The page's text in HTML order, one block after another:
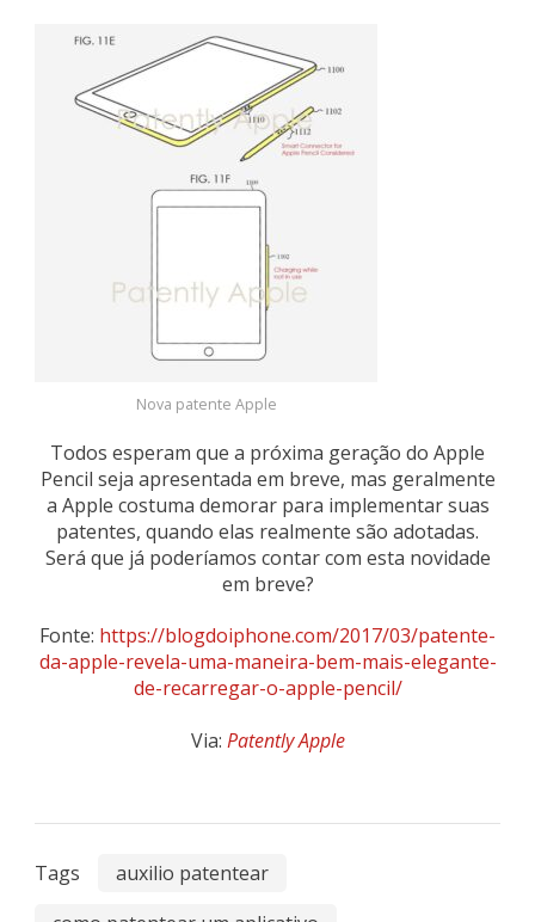
Nova patente Apple
Todos esperam que a próxima geração do Apple
Pencil seja apresentada em breve, mas geralmente
a Apple costuma demorar para implementar suas
patentes, quando elas realmente são adotadas.
Será que já poderíamos contar com esta novidade
em breve?
Fonte: https://blogdoiphone.com/2017/03/patente-
da-apple-revela-uma-maneira-bem-mais-elegante-
de-recarregar-o-apple-pencil/
Via: Patently Apple
Tags
auxilio patentear